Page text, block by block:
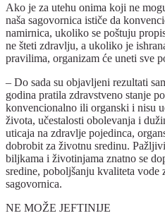
Ako je za utehu onima koji ne
naša sagovornica ističe da
namirnica, ukoliko se poštuju
ne šteti zdravlju, a ukoliko je
pravilima, organizam će uneti sve
– Do sada su objavljeni rezultati
godina pratila zdravstveno stanje
konvencionalno ili organski i nisu
života, učestalosti obolevanja i
uticaja na zdravlje pojedinca,
dobrobit za životnu sredinu.
biljkama i životinjama znatno se
sredine, poboljšanju kvaliteta vode
sagovornica.
NE MOŽE JEFTINIJE